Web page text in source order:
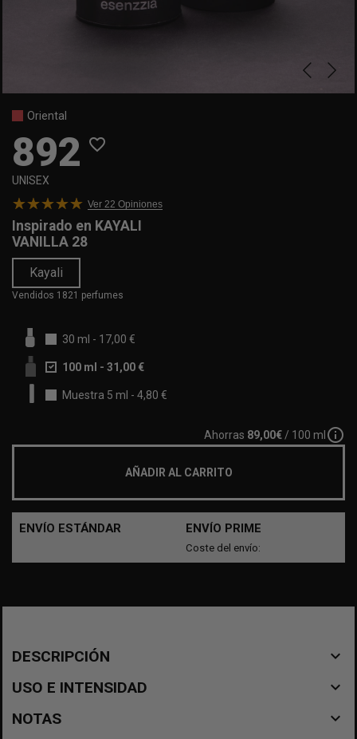
Oriental
892 favorite_border
UNISEX
Ver 22 Opiniones
Inspirado en KAYALI
VANILLA 28
Kayali
Vendidos 1821 perfumes
30 ml - 17,00 €
100 ml - 31,00 €
Muestra 5 ml - 4,80 €
Ahorras 89,00€ / 100 mlinfo_outline
AÑADIR AL CARRITO
ENVÍO ESTÁNDAR ENVÍO PRIME
Coste del envío:
DESCRIPCIÓN navigate_before
USO E INTENSIDAD navigate_before
NOTAS navigate_before